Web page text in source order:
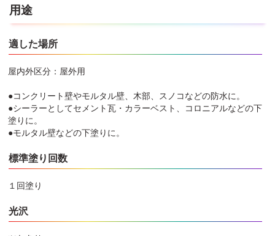
用途
適した場所
屋内外区分：屋外用
●コンクリート壁やモルタル壁、木部、スノコなどの防水に。
●シーラーとしてセメント瓦・カラーベスト、コロニアルなどの下
塗りに。
●モルタル壁などの下塗りに。
標準塗り回数
１回塗り
光沢